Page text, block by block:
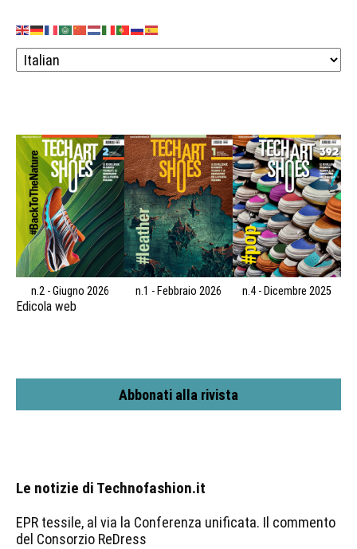
n.2 - Giugno 2026 n.1 - Febbraio 2026 n.4 - Dicembre 2025
Edicola web
Abbonati alla rivista
Le notizie di Technofashion.it
EPR tessile, al via la Conferenza unificata. Il commento
del Consorzio ReDress